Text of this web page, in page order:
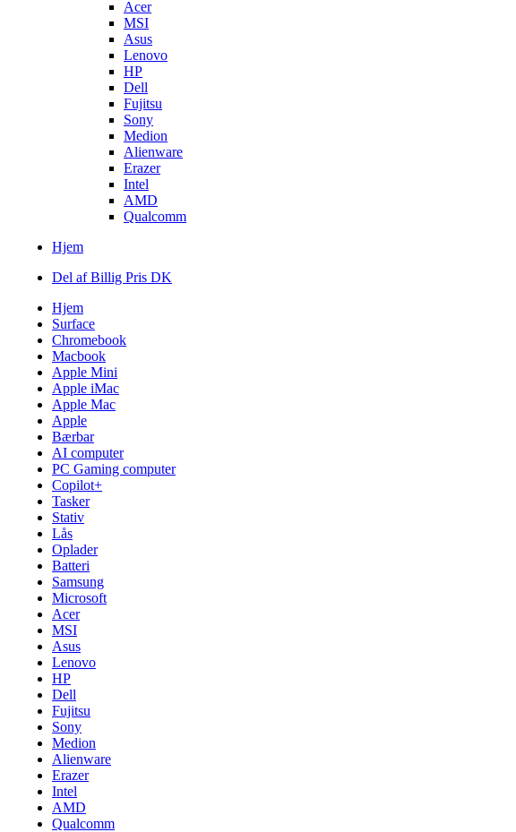
Acer
MSI
Asus
Lenovo
HP
Dell
Fujitsu
Sony
Medion
Alienware
Erazer
Intel
AMD
Qualcomm
Hjem
Del af Billig Pris DK
Hjem
Surface
Chromebook
Macbook
Apple Mini
Apple iMac
Apple Mac
Apple
Bærbar
AI computer
PC Gaming computer
Copilot+
Tasker
Stativ
Lås
Oplader
Batteri
Samsung
Microsoft
Acer
MSI
Asus
Lenovo
HP
Dell
Fujitsu
Sony
Medion
Alienware
Erazer
Intel
AMD
Qualcomm